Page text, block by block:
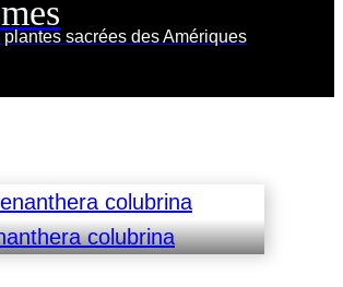
sacrées des Amériques
colubrina